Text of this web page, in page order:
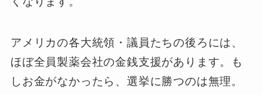
アメリカの各大統領・議員たちの後ろには、
ほぼ全員製薬会社の金銭支援があります。も
しお金がなかったら、選挙に勝つのは無理。